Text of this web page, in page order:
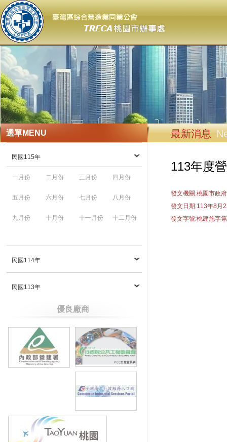
選單MENU
民國115年
一月份 二月份 三月份 四月份
五月份 六月份 七月份 八月份
九月份 十月份 十一月份 十二月份
民國114年
民國113年
優良廠商
最新消息
113年度
發文機關:桃園市政
發文日期:113年8月
發文字號:桃建施字